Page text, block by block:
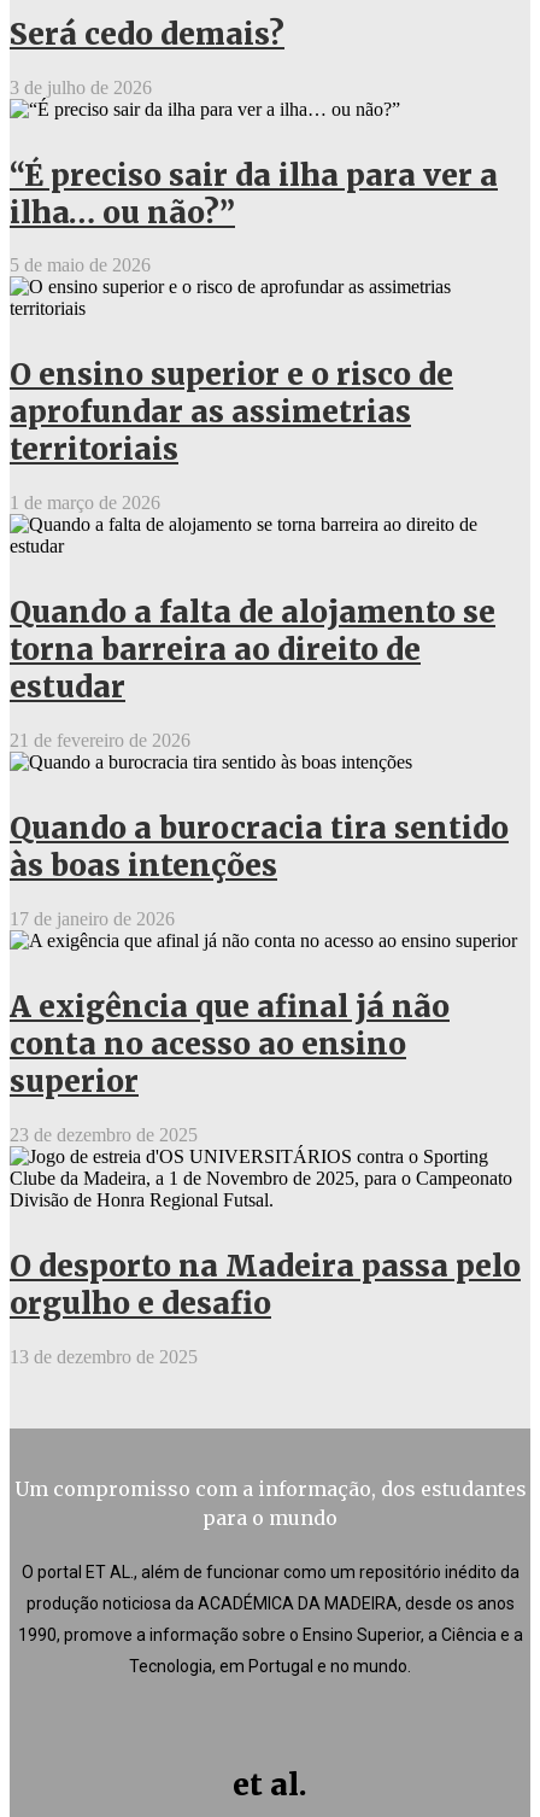
Será cedo demais?
3 de julho de 2026
“É preciso sair da ilha para ver a
ilha… ou não?”
5 de maio de 2026
O ensino superior e o risco de
aprofundar as assimetrias
territoriais
1 de março de 2026
Quando a falta de alojamento se
torna barreira ao direito de
estudar
21 de fevereiro de 2026
Quando a burocracia tira sentido
às boas intenções
17 de janeiro de 2026
A exigência que afinal já não
conta no acesso ao ensino
superior
23 de dezembro de 2025
O desporto na Madeira passa pelo
orgulho e desafio
13 de dezembro de 2025
Um compromisso com a informação, dos estudantes
para o mundo
O portal ET AL., além de funcionar como um repositório inédito da
produção noticiosa da ACADÉMICA DA MADEIRA, desde os anos
1990, promove a informação sobre o Ensino Superior, a Ciência e a
Tecnologia, em Portugal e no mundo.
et al.